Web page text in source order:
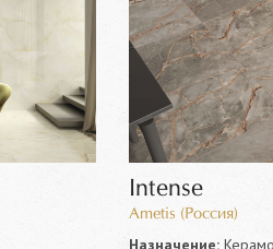
Intense
Ametis (Россия)
Назначение: